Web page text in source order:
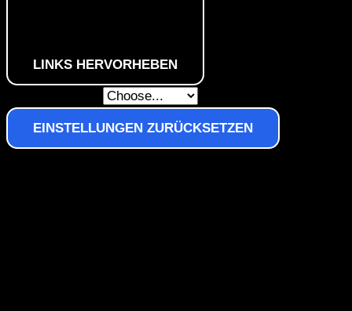
LINKS HERVORHEBEN
EINSTELLUNGEN ZURÜCKSETZEN